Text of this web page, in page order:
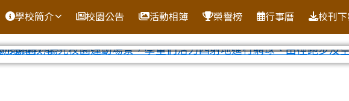
學校簡介 校園公告 活動相簿 榮譽榜 行事曆 校刊